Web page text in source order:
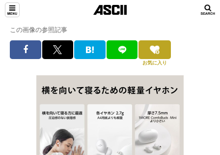
この画像の参照記事
お気に入り